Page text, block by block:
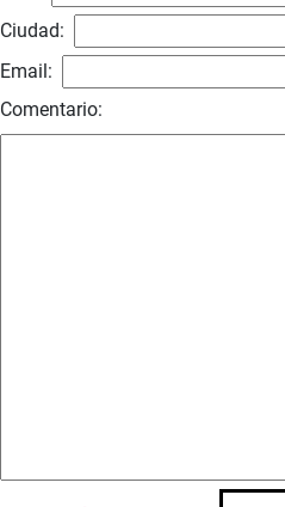
Ciudad:
Email:
Comentario: